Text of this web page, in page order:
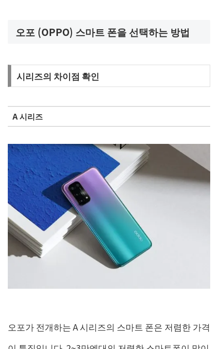
오포 (OPPO) 스마트 폰을 선택하는 방법
시리즈의 차이점 확인
A 시리즈
오포가 전개하는 A 시리즈의 스마트 폰은 저렴한 가격